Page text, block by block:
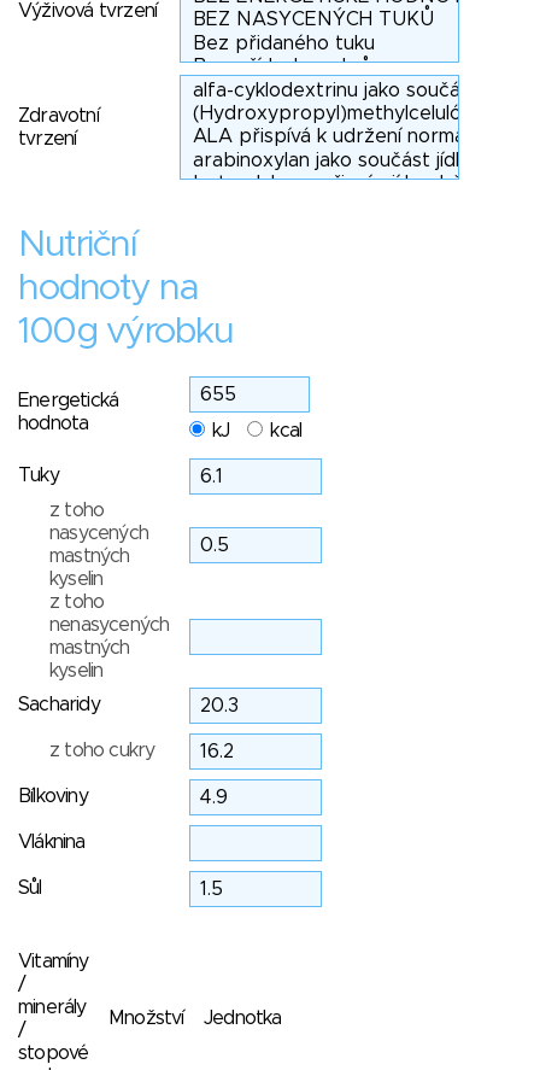
Výživová tvrzení
Zdravotní
tvrzení
Nutriční
hodnoty na
100g výrobku
Energetická
hodnota
kJ kcal
Tuky
z toho
nasycených
mastných
kyselin
z toho
nenasycených
mastných
kyselin
Sacharidy
z toho cukry
Bílkoviny
Vláknina
Sůl
Vitamíny
/
minerály
/
stopové
Množství Jednotka